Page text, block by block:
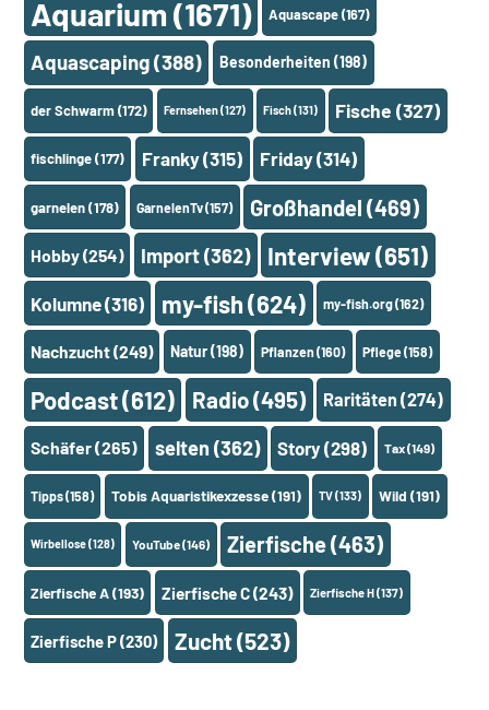
Aquarium (1671) Aquascape(167)
Aquascaping(388) Besonderheiten (198)
der Schwarm(172) Fernsehen(127) Fisch(131) Fische (327)
fischlinge(177) Franky(315) Friday(314)
garnelen(178) GarnelenTv(157) Großhandel (469)
Hobby(254) Import(362) Interview(651)
Kolumne(316) my-fish(624) my-fish.org(162)
Nachzucht(249) Natur(198) Pflanzen(160) Pflege(158)
Podcast(612) Radio(495) Raritäten (274)
Schäfer(265) selten (362) Story (298) Tax(149)
Tipps(158) Tobis Aquaristikexzesse(191) TV(133) Wild (191)
Wirbellose(128) YouTube(146) Zierfische(463)
Zierfische A(193) Zierfische C(243) Zierfische H(137)
Zierfische P(230) Zucht(523)